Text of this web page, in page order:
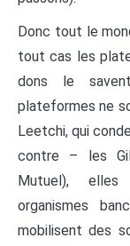
Donc tout le
tout cas les
dons le
plateformes ne
Leetchi, qui
contre – les
Mutuel), elles
organismes
mobilisent des